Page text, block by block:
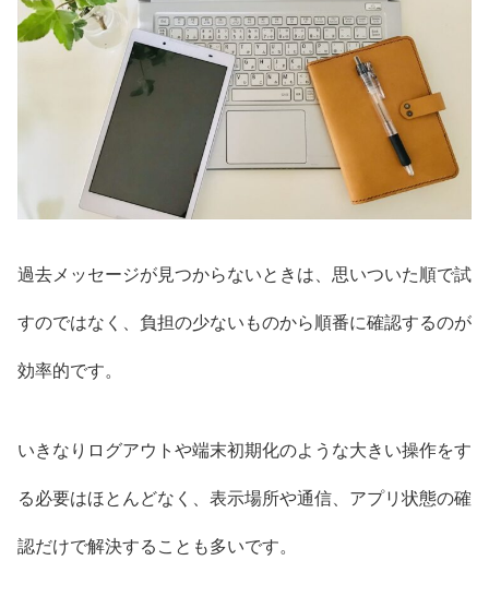
過去メッセージが見つからないときは、思いついた順で試
すのではなく、負担の少ないものから順番に確認するのが
効率的です。
いきなりログアウトや端末初期化のような大きい操作をす
る必要はほとんどなく、表示場所や通信、アプリ状態の確
認だけで解決することも多いです。